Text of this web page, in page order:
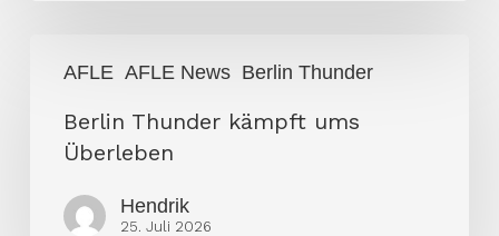
AFLE AFLE News Berlin Thunder
Thunder
kämpftBerlin Thunder kämpft ums
Überleben
Hendrik
25. Juli 2026